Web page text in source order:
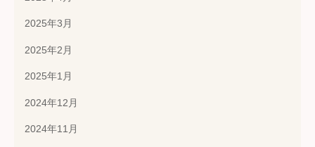
2025年3月
2025年2月
2025年1月
2024年12月
2024年11月